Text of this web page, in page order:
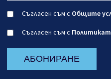
Съгласен съм с Общите
Съгласен съм с
АБОНИРАНЕ